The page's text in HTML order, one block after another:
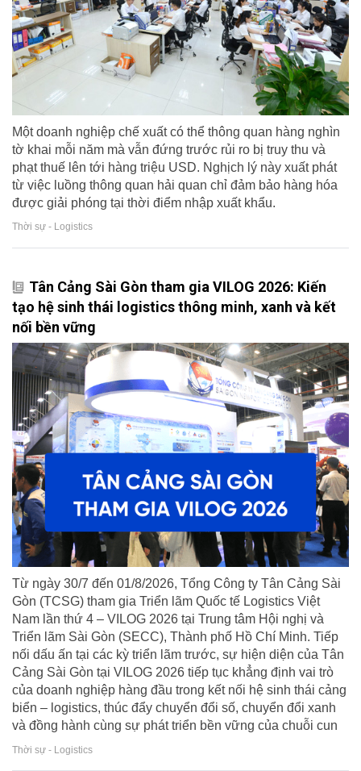
Một doanh nghiệp chế xuất có thể thông quan hàng nghìn
tờ khai mỗi năm mà vẫn đứng trước rủi ro bị truy thu và
phạt thuế lên tới hàng triệu USD. Nghịch lý này xuất phát
từ việc luồng thông quan hải quan chỉ đảm bảo hàng hóa
được giải phóng tại thời điểm nhập xuất khẩu.
Thời sự - Logistics
Tân Cảng Sài Gòn tham gia VILOG 2026: Kiến
tạo hệ sinh thái logistics thông minh, xanh và kết
nối bền vững
Từ ngày 30/7 đến 01/8/2026, Tổng Công ty Tân Cảng Sài
Gòn (TCSG) tham gia Triển lãm Quốc tế Logistics Việt
Nam lần thứ 4 – VILOG 2026 tại Trung tâm Hội nghị và
Triển lãm Sài Gòn (SECC), Thành phố Hồ Chí Minh. Tiếp
nối dấu ấn tại các kỳ triển lãm trước, sự hiện diện của Tân
Cảng Sài Gòn tại VILOG 2026 tiếp tục khẳng định vai trò
của doanh nghiệp hàng đầu trong kết nối hệ sinh thái cảng
biển – logistics, thúc đẩy chuyển đổi số, chuyển đổi xanh
và đồng hành cùng sự phát triển bền vững của chuỗi cun
Thời sự - Logistics